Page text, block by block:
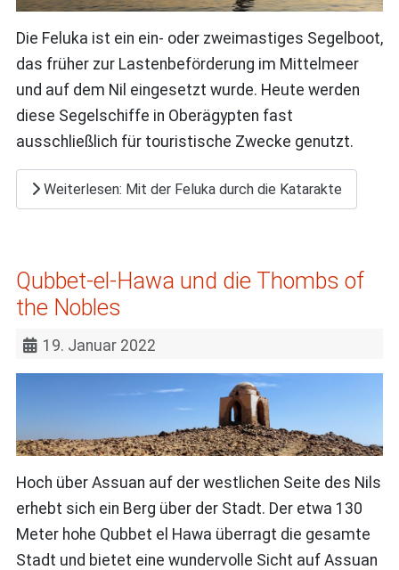
Die Feluka ist ein ein- oder zweimastiges Segelboot,
das früher zur Lastenbeförderung im Mittelmeer
und auf dem Nil eingesetzt wurde. Heute werden
diese Segelschiffe in Oberägypten fast
ausschließlich für touristische Zwecke genutzt.
Weiterlesen: Mit der Feluka durch die Katarakte
Qubbet-el-Hawa und die Thombs of
the Nobles
19. Januar 2022
Hoch über Assuan auf der westlichen Seite des Nils
erhebt sich ein Berg über der Stadt. Der etwa 130
Meter hohe Qubbet el Hawa überragt die gesamte
Stadt und bietet eine wundervolle Sicht auf Assuan